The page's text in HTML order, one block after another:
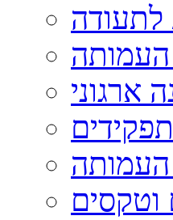
לתעודה
העמותה
ארגוני
העמותה
וטקסים